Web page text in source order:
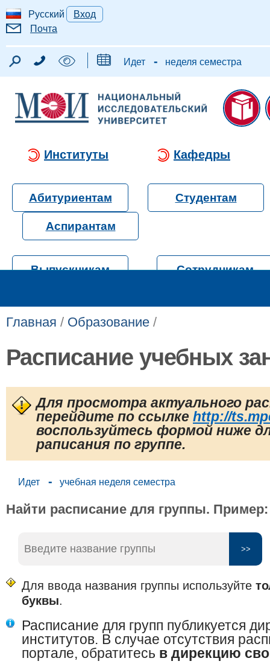
Русский
Вход
Почта
Идет - неделя семестра
Институты Кафедры
Абитуриентам Студентам
Аспирантам
Выпускникам Сотрудникам
Главная / Образование /
Расписание учебных
Для просмотра актуального
перейдите по ссылке http://
воспользуйтесь формой ниже
раписания по группе.
Идет - учебная неделя семестра
Найти расписание для группы.
Для ввода названия группы используйте
буквы.
Расписание для групп публикуется
институтов. В случае отсутствия
портале, обратитесь в дирекцию